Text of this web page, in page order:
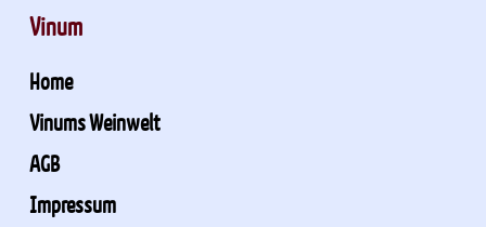
Vinum
Home
Vinums Weinwelt
AGB
Impressum